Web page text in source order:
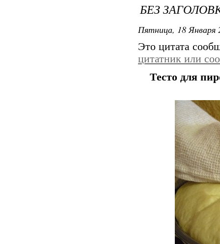
БЕЗ
Пятница, 18 Января
Это цитата
цитатник или
Тесто для